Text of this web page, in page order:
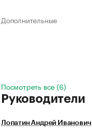
Дополнительные
Посмотреть все (6)
Руководители
Лопатин Андрей Иванович